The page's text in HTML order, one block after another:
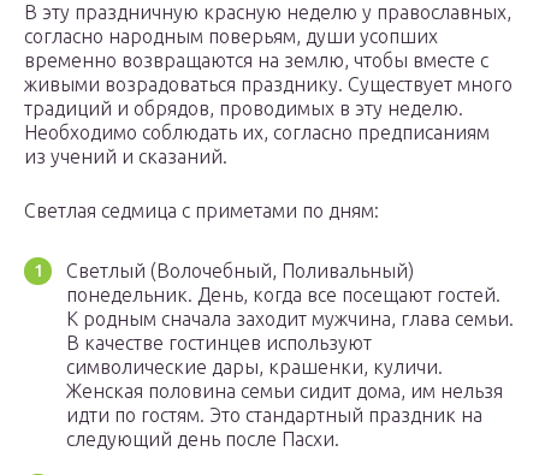
В эту праздничную красную неделю у православных,
согласно народным поверьям, души усопших
временно возвращаются на землю, чтобы вместе с
живыми возрадоваться празднику. Существует много
традиций и обрядов, проводимых в эту неделю.
Необходимо соблюдать их, согласно предписаниям
из учений и сказаний.
Светлая седмица с приметами по дням:
Светлый (Волочебный, Поливальный)
понедельник. День, когда все посещают гостей.
К родным сначала заходит мужчина, глава семьи.
В качестве гостинцев используют
символические дары, крашенки, куличи.
Женская половина семьи сидит дома, им нельзя
идти по гостям. Это стандартный праздник на
следующий день после Пасхи.